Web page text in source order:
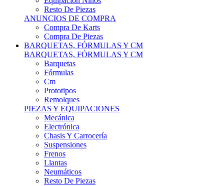
ANUNCIOS DE COMPRA
Compra De Karts
Compra De Piezas
BARQUETAS, FÓRMULAS Y CM
BARQUETAS, FÓRMULAS Y CM
Barquetas
Fórmulas
Cm
Prototipos
Remolques
PIEZAS Y EQUIPACIONES
Mecánica
Electrónica
Chasis Y Carrocería
Suspensiones
Frenos
Llantas
Neumáticos
Resto De Piezas
ANUNCIOS DE COMPRA